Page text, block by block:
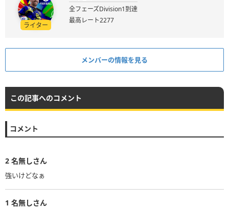
ライター
全フェーズDivision1到達
最高レート2277
メンバーの情報を見る
この記事へのコメント
コメント
2 名無しさん
強いけどなぁ
1 名無しさん